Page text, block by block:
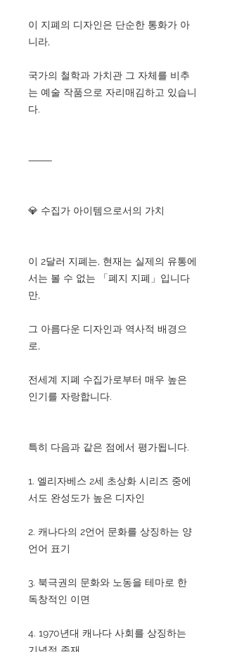
이 지폐의 디자인은 단순한 통화가 아
니라,
국가의 철학과 가치관 그 자체를 비추
는 예술 작품으로 자리매김하고 있습니
다.
⸻
💎 수집가 아이템으로서의 가치
이 2달러 지폐는, 현재는 실제의 유통에
서는 볼 수 없는 「폐지 지폐」입니다
만,
그 아름다운 디자인과 역사적 배경으
로,
전세계 지폐 수집가로부터 매우 높은
인기를 자랑합니다.
특히 다음과 같은 점에서 평가됩니다.
1. 엘리자베스 2세 초상화 시리즈 중에
서도 완성도가 높은 디자인
2. 캐나다의 2언어 문화를 상징하는 양
언어 표기
3. 북극권의 문화와 노동을 테마로 한
독창적인 이면
4. 1970년대 캐나다 사회를 상징하는
기념적 존재